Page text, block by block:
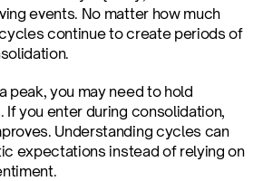
events. No matter how much
continue to create periods of
peak, you may need to hold
If you enter during consolidation,
Understanding cycles can
expectations instead of relying on